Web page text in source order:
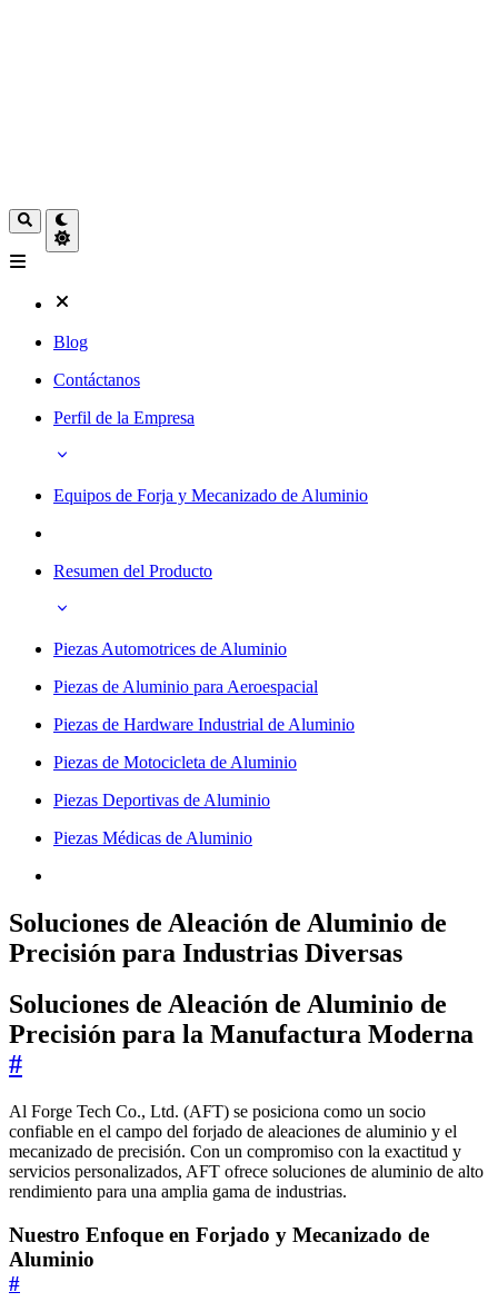
Blog
Contáctanos
Perfil de la Empresa
Equipos de Forja y Mecanizado de Aluminio
Resumen del Producto
Piezas Automotrices de Aluminio
Piezas de Aluminio para Aeroespacial
Piezas de Hardware Industrial de Aluminio
Piezas de Motocicleta de Aluminio
Piezas Deportivas de Aluminio
Piezas Médicas de Aluminio
Soluciones de Aleación de Aluminio de
Precisión para Industrias Diversas
Soluciones de Aleación de Aluminio de
Precisión para la Manufactura Moderna
#
Al Forge Tech Co., Ltd. (AFT) se posiciona como un socio
confiable en el campo del forjado de aleaciones de aluminio y el
mecanizado de precisión. Con un compromiso con la exactitud y
servicios personalizados, AFT ofrece soluciones de aluminio de alto
rendimiento para una amplia gama de industrias.
Nuestro Enfoque en Forjado y Mecanizado de
Aluminio
#